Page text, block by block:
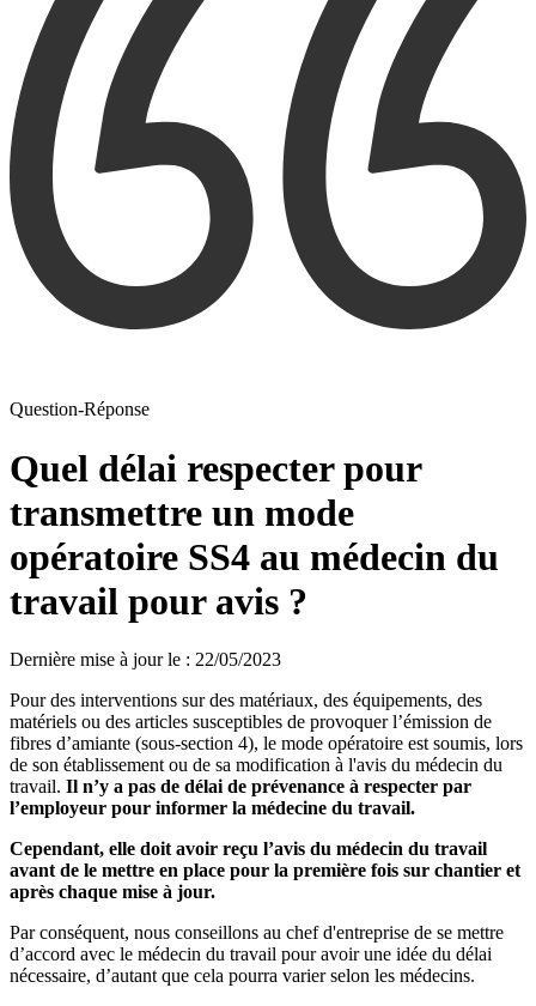
Question-Réponse
Quel délai respecter pour
transmettre un mode
opératoire SS4 au médecin du
travail pour avis ?
Dernière mise à jour le : 22/05/2023
Pour des interventions sur des matériaux, des équipements, des
matériels ou des articles susceptibles de provoquer l’émission de
fibres d’amiante (sous-section 4), le mode opératoire est soumis, lors
de son établissement ou de sa modification à l'avis du médecin du
travail. Il n’y a pas de délai de prévenance à respecter par
l’employeur pour informer la médecine du travail.
Cependant, elle doit avoir reçu l’avis du médecin du travail
avant de le mettre en place pour la première fois sur chantier et
après chaque mise à jour.
Par conséquent, nous conseillons au chef d'entreprise de se mettre
d’accord avec le médecin du travail pour avoir une idée du délai
nécessaire, d’autant que cela pourra varier selon les médecins.